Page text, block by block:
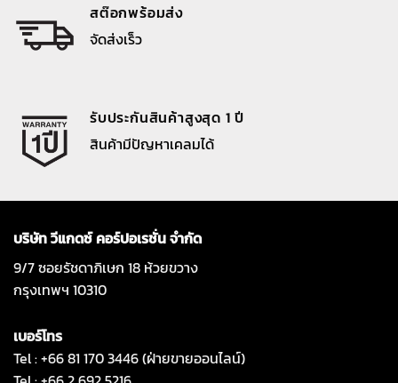
สต๊อกพร้อมส่ง
จัดส่งเร็ว
รับประกันสินค้าสูงสุด 1 ปี
สินค้ามีปัญหาเคลมได้
บริษัท วีแกดซ์ คอร์ปอเรชั่น จำกัด
9/7 ซอยรัชดาภิเษก 18 ห้วยขวาง
กรุงเทพฯ 10310
เบอร์โทร
Tel : +66 81 170 3446 (ฝ่ายขายออนไลน์)